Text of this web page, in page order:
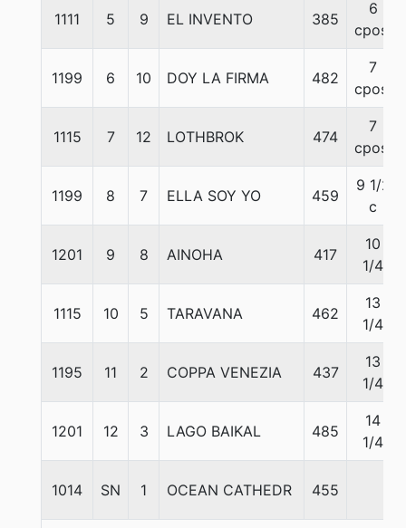
1111 5 9 EL INVENTO 385
6
cpos.
1199 6 10 DOY LA FIRMA 482
7
cpos.
1115 7 12 LOTHBROK 474
7
cpos.
1199 8 7 ELLA SOY YO 459
9 1/2
c
1201 9 8 AINOHA 417
10
1/4
1115 10 5 TARAVANA 462
13
1/4
1195 11 2 COPPA VENEZIA 437
13
1/4
1201 12 3 LAGO BAIKAL 485
14
1/4
1014 SN 1 OCEAN CATHEDR 455